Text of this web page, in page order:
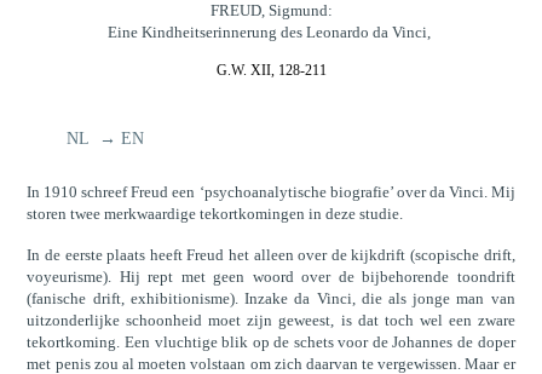
FREUD, Sigmund:
Eine Kindheitserinnerung des Leonardo da Vinci,
G.W. XII, 128-211
NL → EN
In 1910 schreef Freud een ‘psychoanalytische biografie’ over da Vinci. Mij
storen twee merkwaardige tekortkomingen in deze studie.
In de eerste plaats heeft Freud het alleen over de kijkdrift (scopische drift,
voyeurisme). Hij rept met geen woord over de bijbehorende toondrift
(fanische drift, exhibitionisme). Inzake da Vinci, die als jonge man van
uitzonderlijke schoonheid moet zijn geweest, is dat toch wel een zware
tekortkoming. Een vluchtige blik op de schets voor de Johannes de doper
met penis zou al moeten volstaan om zich daarvan te vergewissen. Maar er